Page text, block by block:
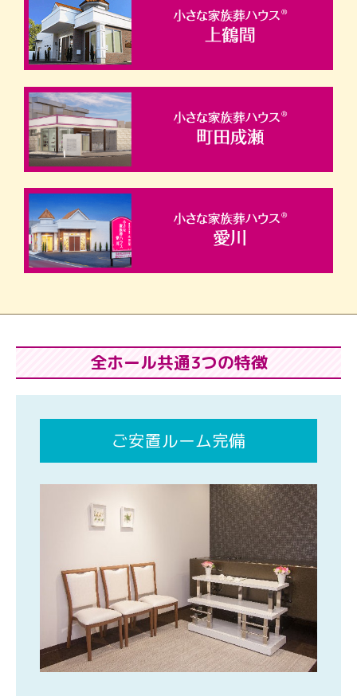
全ホール共通3つの特徴
ご安置ルーム完備